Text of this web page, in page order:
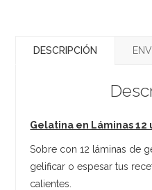
DESCRIPCIÓN
Gelatina en Láminas 12
Sobre con 12 láminas de
gelificar o espesar tus
calientes.